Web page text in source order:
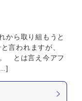
から取り組もうと
言われますが、
とは言え今アフ